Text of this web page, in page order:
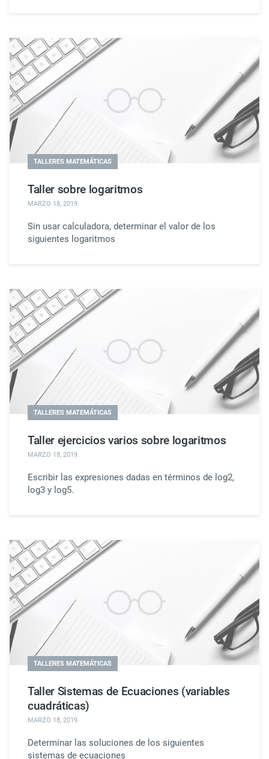
TALLERES MATEMÁTICAS
Taller sobre logaritmos
MARZO 18, 2019.
Sin usar calculadora, determinar el valor de los
siguientes logaritmos
TALLERES MATEMÁTICAS
Taller ejercicios varios sobre logaritmos
MARZO 18, 2019.
Escribir las expresiones dadas en términos de log2,
log3 y log5.
TALLERES MATEMÁTICAS
Taller Sistemas de Ecuaciones (variables
cuadráticas)
MARZO 18, 2019.
Determinar las soluciones de los siguientes
sistemas de ecuaciones